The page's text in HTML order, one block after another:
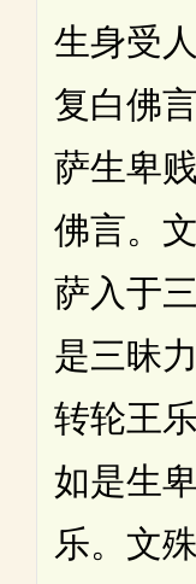
生身受
复白佛
萨生卑
佛言。
萨入于
是三昧
转轮王
如是生
乐。文